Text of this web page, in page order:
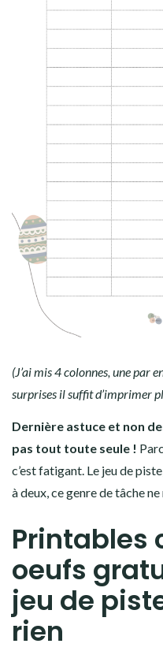
(J’ai mis 4 colonnes, une par
surprises il suffit d’imprimer
Dernière astuce et non
pas tout toute seule !
c’est fatigant. Le jeu de
à deux, ce genre de tâche ne
Printables
oeufs
jeu de
rien